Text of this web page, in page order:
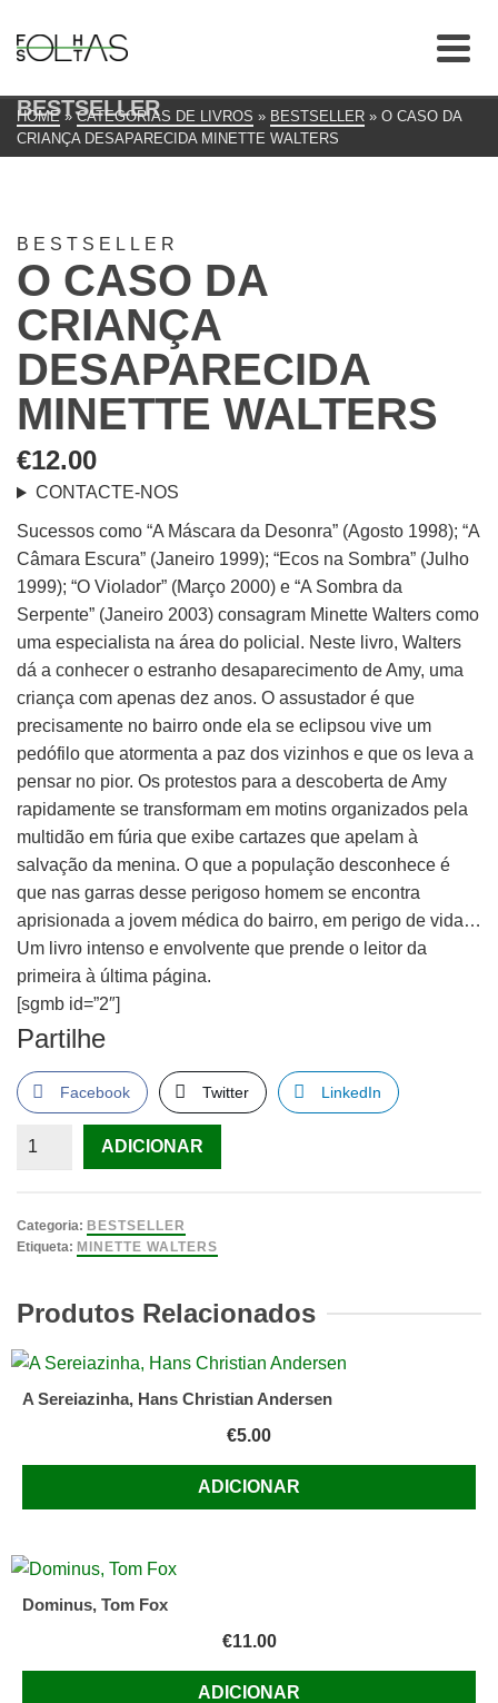
BESTSELLER
HOME » CATEGORIAS DE LIVROS » BESTSELLER » O CASO DA
CRIANÇA DESAPARECIDA MINETTE WALTERS
BESTSELLER
O CASO DA
CRIANÇA
DESAPARECIDA
MINETTE WALTERS
€12.00
CONTACTE-NOS
Sucessos como “A Máscara da Desonra” (Agosto 1998); “A
Câmara Escura” (Janeiro 1999); “Ecos na Sombra” (Julho
1999); “O Violador” (Março 2000) e “A Sombra da
Serpente” (Janeiro 2003) consagram Minette Walters como
uma especialista na área do policial. Neste livro, Walters
dá a conhecer o estranho desaparecimento de Amy, uma
criança com apenas dez anos. O assustador é que
precisamente no bairro onde ela se eclipsou vive um
pedófilo que atormenta a paz dos vizinhos e que os leva a
pensar no pior. Os protestos para a descoberta de Amy
rapidamente se transformam em motins organizados pela
multidão em fúria que exibe cartazes que apelam à
salvação da menina. O que a população desconhece é
que nas garras desse perigoso homem se encontra
aprisionada a jovem médica do bairro, em perigo de vida…
Um livro intenso e envolvente que prende o leitor da
primeira à última página.
[sgmb id=”2″]
Partilhe
Facebook Twitter LinkedIn
Quantidade
Caso
da
Desaparecida
Walters
ADICIONAR
Categoria: BESTSELLER
Etiqueta: MINETTE WALTERS
Produtos Relacionados
A Sereiazinha, Hans Christian Andersen
€5.00
ADICIONAR
Dominus, Tom Fox
€11.00
ADICIONAR